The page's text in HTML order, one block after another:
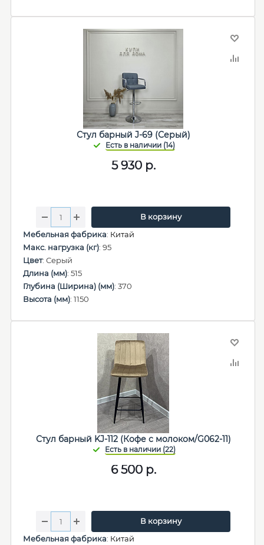
Стул барный J-69 (Серый)
5 930р.
В корзину
Мебельная фабрика: Китай
Макс. нагрузка (кг): 95
Цвет: Серый
Длина (мм): 515
Глубина (Ширина) (мм): 370
Высота (мм): 1150
Стул барный KJ-112 (Кофе с молоком/G062-11)
6 500р.
В корзину
Мебельная фабрика: Китай